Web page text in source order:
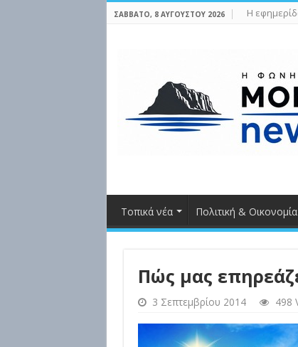
ΣΆΒΒΑΤΟ, 8 ΑΥΓΟΎΣΤΟΥ 2026 Η
Τοπικά νέα Πολιτική & Οικονομία
Πώς μας
3 Σεπτεμβρίου 2014 498